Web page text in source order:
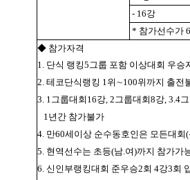
- 16강
* 참가선수가
◆ 참가자격
1. 단식 랭킹5그룹 포함 이상대회 우
2. 테코단식랭킹 1위∼100위까지 출전
3. 1그룹대회16강, 2그룹대회8강, 3.4
1년간 참가불가
4. 만60세이상 순수동호인은 모든대
5. 현역선수는 초등(남.여)까지 참가가
6. 신인부랭킹대회 준우승2회 4강3회